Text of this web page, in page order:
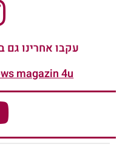
עקבו אחרינו גם
magazin 4u